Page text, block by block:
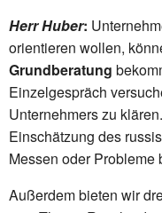
Herr Huber:
orientieren wollen,
Grundberatung
Einzelgespräch
Unternehmers zu
Einschätzung des
Messen oder Probleme
Außerdem bieten wir